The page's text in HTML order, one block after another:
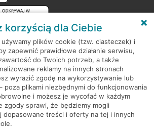
korzyścią dla Ciebie
plików cookie (tzw. ciasteczek) i
zapewnić prawidłowe działanie serwisu,
do Twoich potrzeb, a także
reklamy na innych stronach
wyrazić zgodę na wykorzystywanie lub
poza plikami niezbędnymi do funkcjonowania
i możesz je wycofać w każdym
zgody sprawi, że będziemy mogli
dopasowane treści i oferty na tej i innych